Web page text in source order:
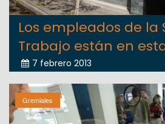
Los empleados de la
Trabajo están en
7 febrero 2013
Gremiales